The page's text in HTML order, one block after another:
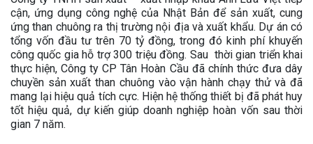
cận, ứng dụng công nghệ của Nhật Bản để sản xuất, cung
ứng than chuông ra thị trường nội địa và xuất khẩu. Dự án có
tổng vốn đầu tư trên 70 tỷ đồng, trong đó kinh phí khuyến
công quốc gia hỗ trợ 300 triệu đồng. Sau thời gian triển khai
thực hiện, Công ty CP Tân Hoàn Cầu đã chính thức đưa dây
chuyền sản xuất than chuông vào vận hành chạy thử và đã
mang lại hiệu quả tích cực. Hiện hệ thống thiết bị đã phát huy
tốt hiệu quả, dự kiến giúp doanh nghiệp hoàn vốn sau thời
gian 7 năm.